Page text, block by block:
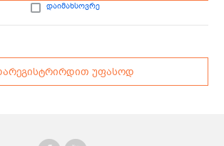
დაიმახსოვრე
უფასოდ